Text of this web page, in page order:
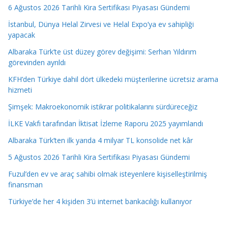
6 Ağustos 2026 Tarihli Kira Sertifikası Piyasası Gündemi
İstanbul, Dünya Helal Zirvesi ve Helal Expo’ya ev sahipliği
yapacak
Albaraka Türk’te üst düzey görev değişimi: Serhan Yıldırım
görevinden ayrıldı
KFH’den Türkiye dahil dört ülkedeki müşterilerine ücretsiz arama
hizmeti
Şimşek: Makroekonomik istikrar politikalarını sürdüreceğiz
İLKE Vakfı tarafından İktisat İzleme Raporu 2025 yayımlandı
Albaraka Türk’ten ilk yarıda 4 milyar TL konsolide net kâr
5 Ağustos 2026 Tarihli Kira Sertifikası Piyasası Gündemi
Fuzul’den ev ve araç sahibi olmak isteyenlere kişiselleştirilmiş
finansman
Türkiye’de her 4 kişiden 3’ü internet bankacılığı kullanıyor